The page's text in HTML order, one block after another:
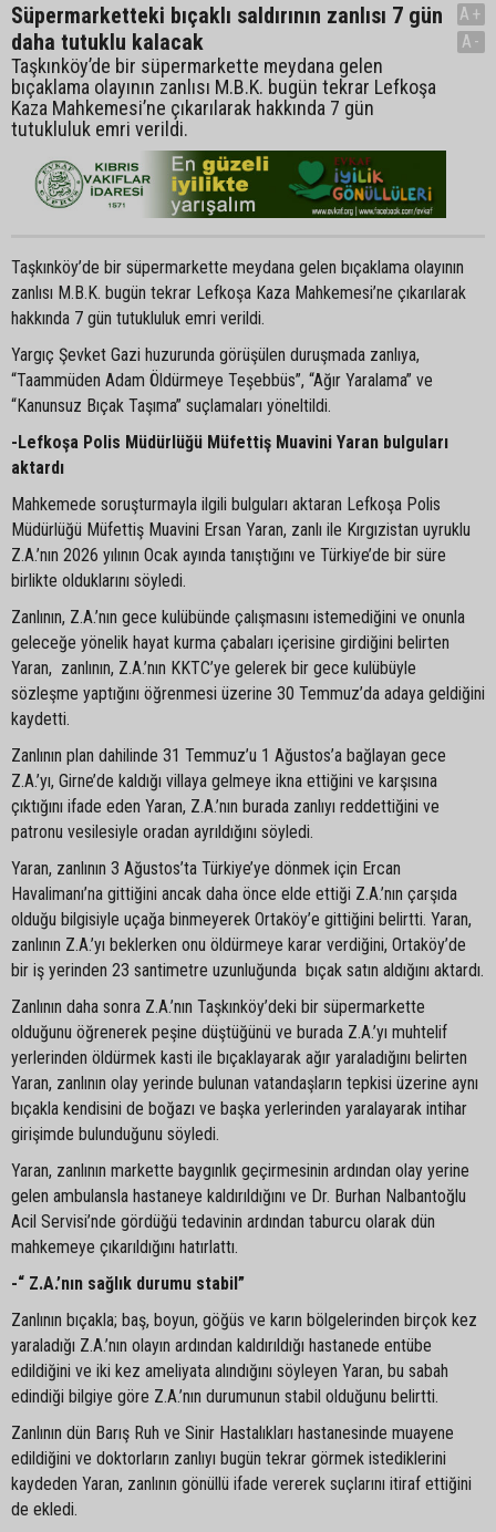
Süpermarketteki bıçaklı saldırının zanlısı 7 gün
daha tutuklu kalacak
Taşkınköy’de bir süpermarkette meydana gelen
bıçaklama olayının zanlısı M.B.K. bugün tekrar Lefkoşa
Kaza Mahkemesi’ne çıkarılarak hakkında 7 gün
tutukluluk emri verildi.
A+
A-
Taşkınköy’de bir süpermarkette meydana gelen bıçaklama olayının
zanlısı M.B.K. bugün tekrar Lefkoşa Kaza Mahkemesi’ne çıkarılarak
hakkında 7 gün tutukluluk emri verildi.
Yargıç Şevket Gazi huzurunda görüşülen duruşmada zanlıya,
“Taammüden Adam Öldürmeye Teşebbüs”, “Ağır Yaralama” ve
“Kanunsuz Bıçak Taşıma” suçlamaları yöneltildi.
-Lefkoşa Polis Müdürlüğü Müfettiş Muavini Yaran bulguları
aktardı
Mahkemede soruşturmayla ilgili bulguları aktaran Lefkoşa Polis
Müdürlüğü Müfettiş Muavini Ersan Yaran, zanlı ile Kırgızistan uyruklu
Z.A.’nın 2026 yılının Ocak ayında tanıştığını ve Türkiye’de bir süre
birlikte olduklarını söyledi.
Zanlının, Z.A.’nın gece kulübünde çalışmasını istemediğini ve onunla
geleceğe yönelik hayat kurma çabaları içerisine girdiğini belirten
Yaran, zanlının, Z.A.’nın KKTC’ye gelerek bir gece kulübüyle
sözleşme yaptığını öğrenmesi üzerine 30 Temmuz’da adaya geldiğini
kaydetti.
Zanlının plan dahilinde 31 Temmuz’u 1 Ağustos’a bağlayan gece
Z.A.’yı, Girne’de kaldığı villaya gelmeye ikna ettiğini ve karşısına
çıktığını ifade eden Yaran, Z.A.’nın burada zanlıyı reddettiğini ve
patronu vesilesiyle oradan ayrıldığını söyledi.
Yaran, zanlının 3 Ağustos’ta Türkiye’ye dönmek için Ercan
Havalimanı’na gittiğini ancak daha önce elde ettiği Z.A.’nın çarşıda
olduğu bilgisiyle uçağa binmeyerek Ortaköy’e gittiğini belirtti. Yaran,
zanlının Z.A.’yı beklerken onu öldürmeye karar verdiğini, Ortaköy’de
bir iş yerinden 23 santimetre uzunluğunda bıçak satın aldığını aktardı.
Zanlının daha sonra Z.A.’nın Taşkınköy’deki bir süpermarkette
olduğunu öğrenerek peşine düştüğünü ve burada Z.A.’yı muhtelif
yerlerinden öldürmek kasti ile bıçaklayarak ağır yaraladığını belirten
Yaran, zanlının olay yerinde bulunan vatandaşların tepkisi üzerine aynı
bıçakla kendisini de boğazı ve başka yerlerinden yaralayarak intihar
girişimde bulunduğunu söyledi.
Yaran, zanlının markette baygınlık geçirmesinin ardından olay yerine
gelen ambulansla hastaneye kaldırıldığını ve Dr. Burhan Nalbantoğlu
Acil Servisi’nde gördüğü tedavinin ardından taburcu olarak dün
mahkemeye çıkarıldığını hatırlattı.
-“ Z.A.’nın sağlık durumu stabil”
Zanlının bıçakla; baş, boyun, göğüs ve karın bölgelerinden birçok kez
yaraladığı Z.A.’nın olayın ardından kaldırıldığı hastanede entübe
edildiğini ve iki kez ameliyata alındığını söyleyen Yaran, bu sabah
edindiği bilgiye göre Z.A.’nın durumunun stabil olduğunu belirtti.
Zanlının dün Barış Ruh ve Sinir Hastalıkları hastanesinde muayene
edildiğini ve doktorların zanlıyı bugün tekrar görmek istediklerini
kaydeden Yaran, zanlının gönüllü ifade vererek suçlarını itiraf ettiğini
de ekledi.